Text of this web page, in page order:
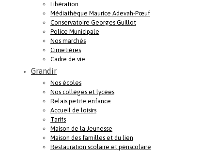
Libération
Médiathèque Maurice Adevah-Pœuf
Conservatoire Georges Guillot
Police Municipale
Nos marchés
Cimetières
Cadre de vie
Grandir
Nos écoles
Nos collèges et lycées
Relais petite enfance
Accueil de loisirs
Tarifs
Maison de la Jeunesse
Maison des familles et du lien
Restauration scolaire et périscolaire